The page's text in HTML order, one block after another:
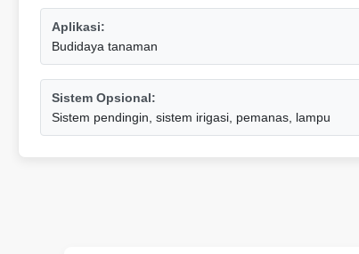
Aplikasi:
Budidaya tanaman
Sistem Opsional:
Sistem pendingin, sistem irigasi, pemanas, lampu